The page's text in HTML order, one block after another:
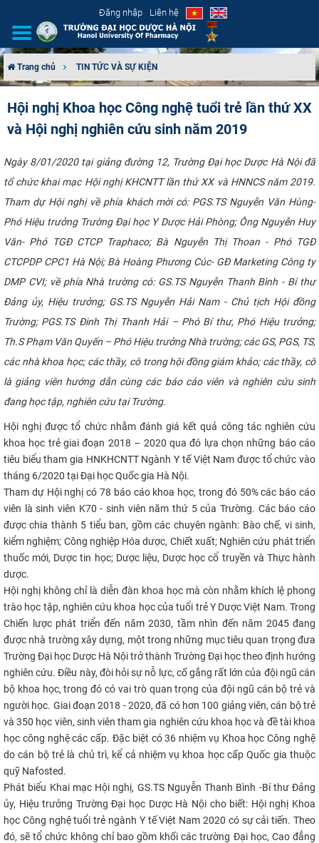
Đăng nhập Liên hệ
CƠ CẤU TỔ CHỨC
TUYỂN SINH
ĐÀO TẠO
ĐẢM BẢO CHẤT LƯỢNG
KHOA HỌC CÔNG NGHỆ
HTQT
CỰU NGƯỜI HỌC
Trang chủ TIN TỨC VÀ SỰ KIỆN
Hội nghị Khoa học Công nghệ tuổi trẻ lần thứ XX
và Hội nghị nghiên cứu sinh năm 2019
Ngày 8/01/2020 tại giảng đường 12, Trường Đại học Dược Hà Nội đã
tổ chức khai mạc Hội nghị KHCNTT lần thứ XX và HNNCS năm 2019.
Tham dự Hội nghị về phía khách mời có: PGS.TS Nguyễn Văn Hùng-
Phó Hiệu trưởng Trường Đại học Y Dược Hải Phòng; Ông Nguyễn Huy
Văn- Phó TGĐ CTCP Traphaco; Bà Nguyễn Thị Thoan - Phó TGĐ
CTCPDP CPC1 Hà Nội; Bà Hoàng Phương Cúc- GĐ Marketing Công ty
DMP CVI; về phía Nhà trường có: GS.TS Nguyễn Thanh Bình - Bí thư
Đảng ủy, Hiệu trưởng; GS.TS Nguyễn Hải Nam - Chủ tịch Hội đồng
Trường; PGS.TS Đinh Thị Thanh Hải – Phó Bí thư, Phó Hiệu trưởng;
Th.S Phạm Văn Quyến – Phó Hiệu trưởng Nhà trường; các GS, PGS, TS,
các nhà khoa học; các thầy, cô trong hội đồng giám khảo; các thầy, cô
là giảng viên hướng dẫn cùng các báo cáo viên và nghiên cứu sinh
đang học tập, nghiên cứu tại Trường.​
Hội nghị được tổ chức nhằm đánh giá kết quả công tác nghiên cứu
khoa học trẻ giai đoạn 2018 – 2020 qua đó lựa chọn những báo cáo
tiêu biểu tham gia HNKHCNTT Ngành Y tế Việt Nam được tổ chức vào
tháng 6/2020 tại Đại học Quốc gia Hà Nội.
Tham dự Hội nghị có 78 báo cáo khoa học, trong đó 50% các báo cáo
viên là sinh viên K70 - sinh viên năm thứ 5 của Trường. Các báo cáo
được chia thành 5 tiểu ban, gồm các chuyên ngành: Bào chế, vi sinh,
kiểm nghiệm; Công nghiệp Hóa dược, Chiết xuất; Nghiên cứu phát triển
thuốc mới, Dược tin học; Dược liệu, Dược học cổ truyền và Thực hành
dược.
Hội nghị không chỉ là diễn đàn khoa học mà còn nhằm khích lệ phong
trào học tập, nghiên cứu khoa học của tuổi trẻ Y Dược Việt Nam. Trong
Chiến lược phát triển đến năm 2030, tầm nhìn đến năm 2045 đang
được nhà trường xây dựng, một trong những mục tiêu quan trọng đưa
Trường Đại học Dược Hà Nội trở thành Trường Đại học theo định hướng
nghiên cứu. Điều này, đòi hỏi sự nỗ lực, cố gắng rất lớn của đội ngũ cán
bộ khoa học, trong đó có vai trò quan trọng của đội ngũ cán bộ trẻ và
người học. Giai đoạn 2018 - 2020, đã có hơn 100 giảng viên, cán bộ trẻ
và 350 học viên, sinh viên tham gia nghiên cứu khoa học và đề tài khoa
học công nghệ các cấp. Đặc biệt có 36 nhiệm vụ Khoa học Công nghệ
do cán bộ trẻ là chủ trì, kể cả nhiệm vụ khoa học cấp Quốc gia thuộc
quỹ Nafosted.
Phát biểu Khai mạc Hội nghị, GS.TS Nguyễn Thanh Bình -Bí thư Đảng
ủy, Hiệu trưởng Trường Đại học Dược Hà Nội cho biết: Hội nghị Khoa
học Công nghệ tuổi trẻ ngành Y tế Việt Nam 2020 có sự cải tiến. Theo
đó, sẽ tổ chức không chỉ bao gồm khối các trường Đại học, Cao đẳng